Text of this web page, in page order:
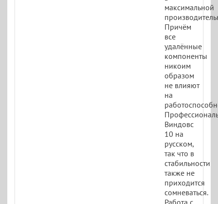
максимальной
Причём
все
удалённые
компоненты
никоим
образом
не влияют
на
Виндовс
10 на
русском,
так что в
стабильности
также не
приходится
сомневаться.